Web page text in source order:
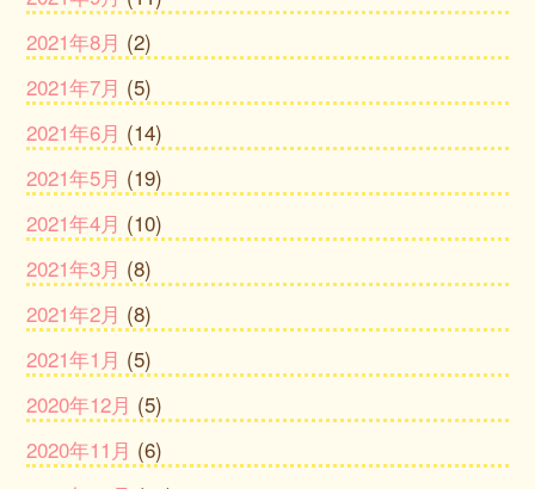
2021年8月 (2)
2021年7月 (5)
2021年6月 (14)
2021年5月 (19)
2021年4月 (10)
2021年3月 (8)
2021年2月 (8)
2021年1月 (5)
2020年12月 (5)
2020年11月 (6)